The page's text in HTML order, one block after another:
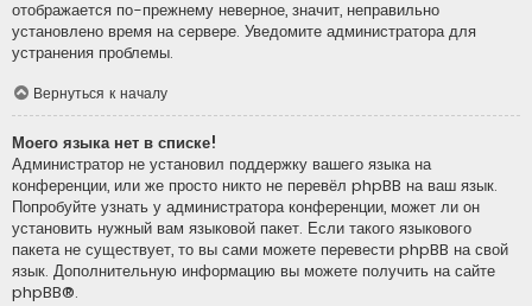
отображается по-прежнему неверное, значит, неправильно
установлено время на сервере. Уведомите администратора для
устранения проблемы.
Вернуться к началу
Моего языка нет в списке!
Администратор не установил поддержку вашего языка на
конференции, или же просто никто не перевёл phpBB на ваш язык.
Попробуйте узнать у администратора конференции, может ли он
установить нужный вам языковой пакет. Если такого языкового
пакета не существует, то вы сами можете перевести phpBB на свой
язык. Дополнительную информацию вы можете получить на сайте
phpBB®.